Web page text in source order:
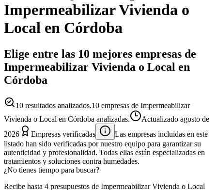
Impermeabilizar Vivienda o
Local en Córdoba
Elige entre las 10 mejores empresas de
Impermeabilizar Vivienda o Local en
Córdoba
10 resultados analizados.10 empresas de Impermeabilizar
Vivienda o Local en Córdoba analizadas.
Actualizado agosto de
2026
Empresas verificadas
Las empresas incluidas en este
listado han sido verificadas por nuestro equipo para garantizar su
autenticidad y profesionalidad. Todas ellas están especializadas en
tratamientos y soluciones contra humedades.
¿No tienes tiempo para buscar?
Recibe hasta 4 presupuestos de Impermeabilizar Vivienda o Local